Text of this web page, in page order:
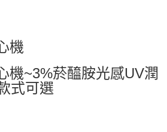
機
機~3%菸醯胺光感UV潤
式可選